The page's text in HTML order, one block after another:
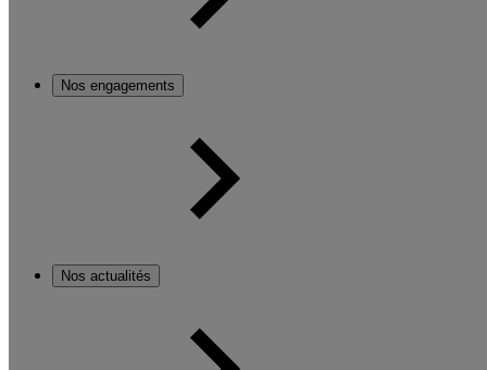
Nos engagements
Nos actualités